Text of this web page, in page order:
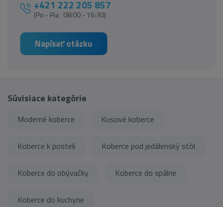
+421 222 205 857
(Po - Pia 08:00 - 16:30)
Napísať otázku
Súvisiace kategórie
Moderné koberce Kusové koberce
Koberce k posteli Koberce pod jedálenský stôl
Koberce do obývačky Koberce do spálne
Koberce do kuchyne